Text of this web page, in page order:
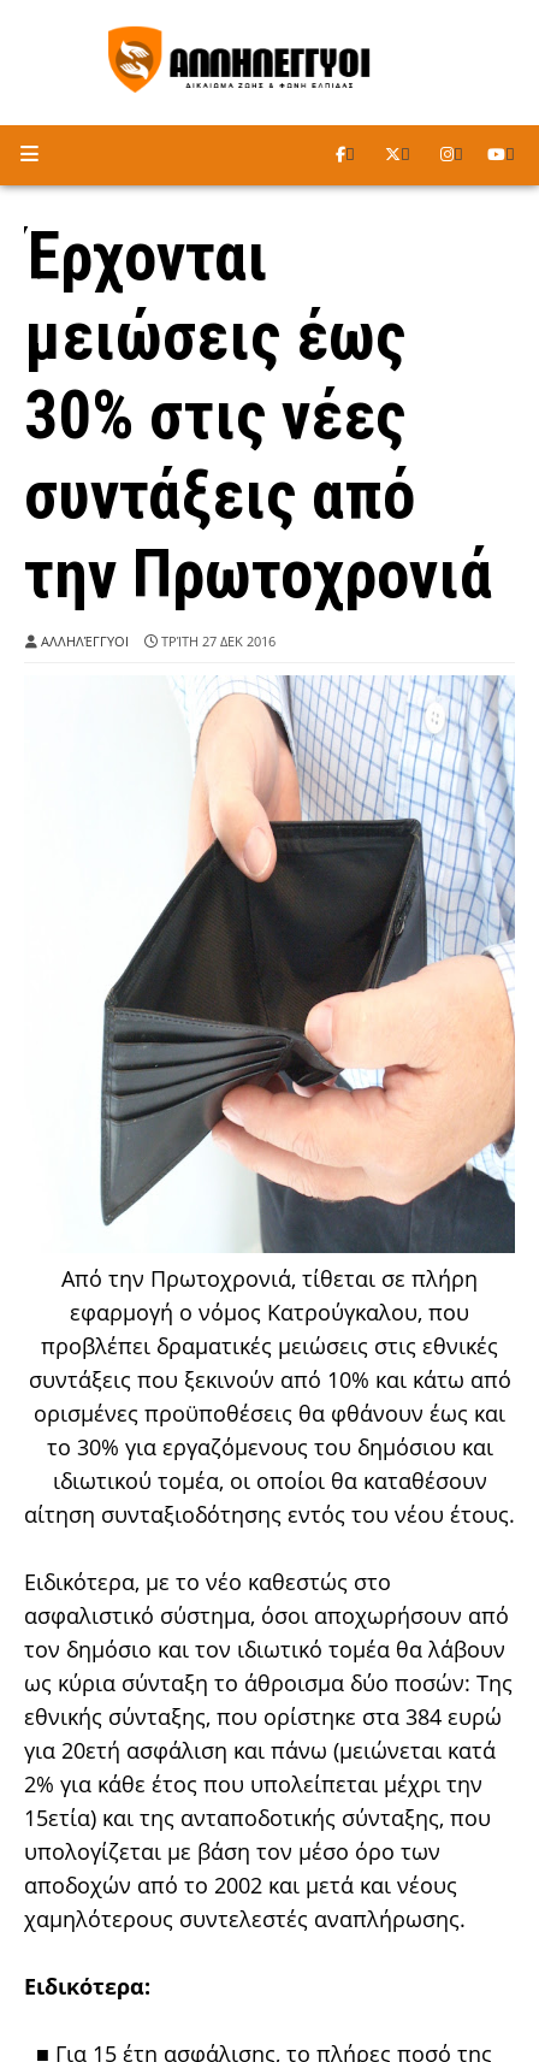
ΑΚΟΥΣΤΕ ΤΟ ΡΑΔΙΟΦΩΝΟ
Έρχονται
μειώσεις έως
30% στις νέες
συντάξεις από
την Πρωτοχρονιά
ΑΛΛΗΛΈΓΓΥΟΙ ΤΡΊΤΗ 27 ΔΕΚ 2016
Από την Πρωτοχρονιά, τίθεται σε πλήρη
εφαρμογή ο νόμος Κατρούγκαλου, που
προβλέπει δραματικές μειώσεις στις εθνικές
συντάξεις που ξεκινούν από 10% και κάτω από
ορισμένες προϋποθέσεις θα φθάνουν έως και
το 30% για εργαζόμενους του δημόσιου και
ιδιωτικού τομέα, οι οποίοι θα καταθέσουν
αίτηση συνταξιοδότησης εντός του νέου έτους.
Ειδικότερα, με το νέο καθεστώς στο
ασφαλιστικό σύστημα, όσοι αποχωρήσουν από
τον δημόσιο και τον ιδιωτικό τομέα θα λάβουν
ως κύρια σύνταξη το άθροισμα δύο ποσών: Της
εθνικής σύνταξης, που ορίστηκε στα 384 ευρώ
για 20ετή ασφάλιση και πάνω (μειώνεται κατά
2% για κάθε έτος που υπολείπεται μέχρι την
15ετία) και της ανταποδοτικής σύνταξης, που
υπολογίζεται με βάση τον μέσο όρο των
αποδοχών από το 2002 και μετά και νέους
χαμηλότερους συντελεστές αναπλήρωσης.
Ειδικότερα:
■ Για 15 έτη ασφάλισης, το πλήρες ποσό της